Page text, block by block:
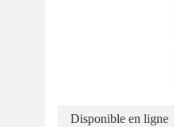
Disponible en ligne